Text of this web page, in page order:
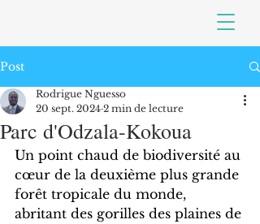
Post
Parc d'Odzala-Kokoua
Rodrigue Nguesso
20 sept. 2024 2 min de lecture
Un point chaud de biodiversité au
cœur de la deuxième plus grande
forêt tropicale du monde,
abritant des gorilles des plaines de